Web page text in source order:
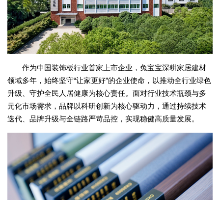
作为中国装饰板行业首家上市企业，兔宝宝深耕家居建材
领域多年，始终坚守“让家更好”的企业使命，以推动全行业绿色
升级、守护全民人居健康为核心责任。面对行业技术瓶颈与多
元化市场需求，品牌以科研创新为核心驱动力，通过持续技术
迭代、品牌升级与全链路严苛品控，实现稳健高质量发展。